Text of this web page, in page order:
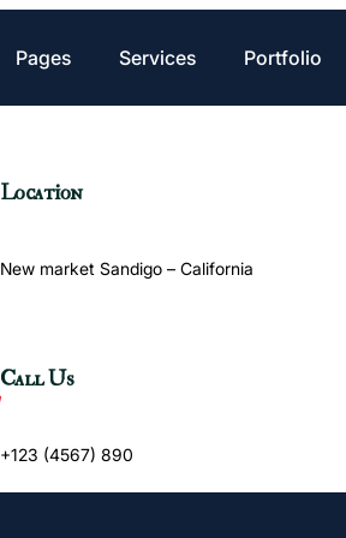
Pages Services Portfolio
Location
New market Sandigo – California
Call Us
+123 (4567) 890